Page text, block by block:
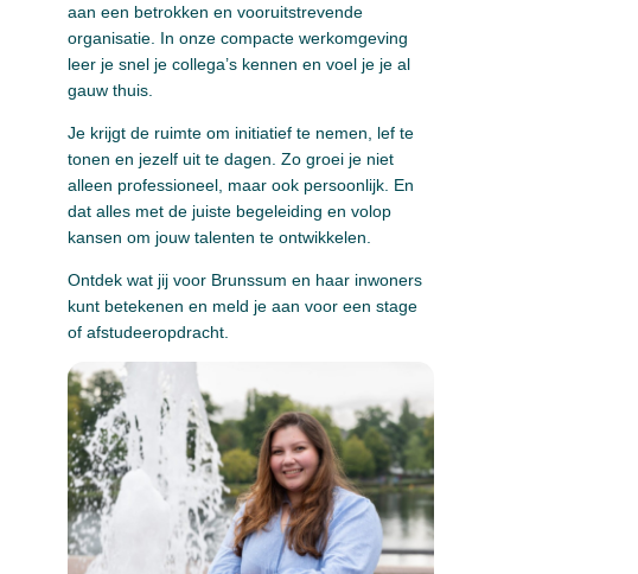
aan een betrokken en vooruitstrevende
organisatie. In onze compacte werkomgeving
leer je snel je collega’s kennen en voel je je al
gauw thuis.
Je krijgt de ruimte om initiatief te nemen, lef te
tonen en jezelf uit te dagen. Zo groei je niet
alleen professioneel, maar ook persoonlijk. En
dat alles met de juiste begeleiding en volop
kansen om jouw talenten te ontwikkelen.
Ontdek wat jij voor Brunssum en haar inwoners
kunt betekenen en meld je aan voor een stage
of afstudeeropdracht.